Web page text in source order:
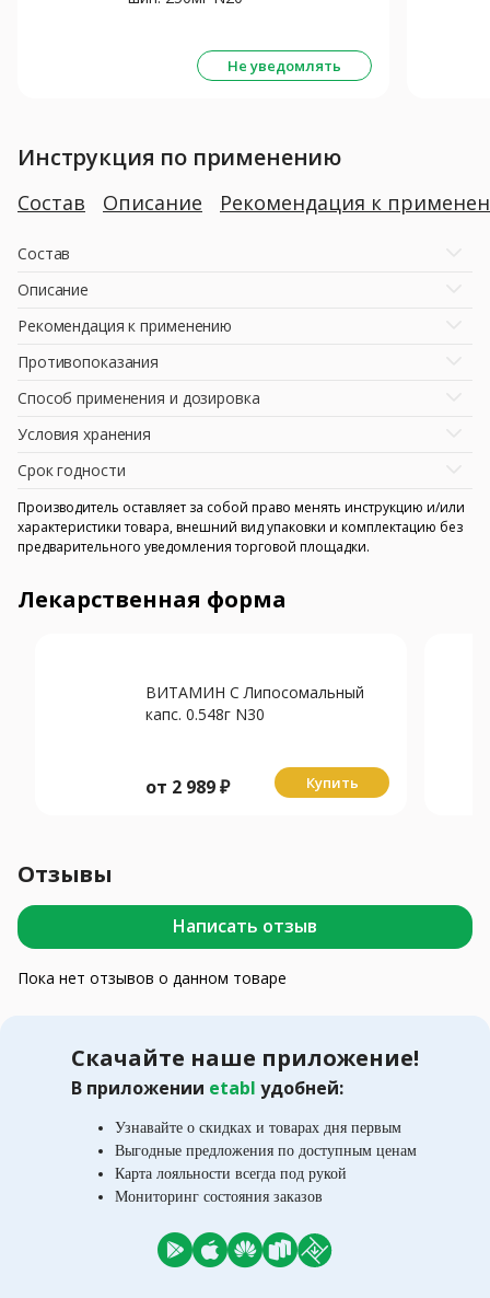
Не уведомлять
Инструкция по применению
Состав Описание Рекомендация к
Состав
Описание
Рекомендация к применению
Противопоказания
Способ применения и дозировка
Условия хранения
Срок годности
Производитель оставляет за собой право менять инструкцию и/или
характеристики товара, внешний вид упаковки и комплектацию без
предварительного уведомления торговой площадки.
Лекарственная форма
ВИТАМИН С Липосомальный
капс. 0.548г N30
от 2 989₽ Купить
Отзывы
Написать отзыв
Пока нет отзывов о данном товаре
Скачайте наше приложение!
В приложении etabl удобней:
Узнавайте о скидках и товарах дня первым
Выгодные предложения по доступным ценам
Карта лояльности всегда под рукой
Мониторинг состояния заказов